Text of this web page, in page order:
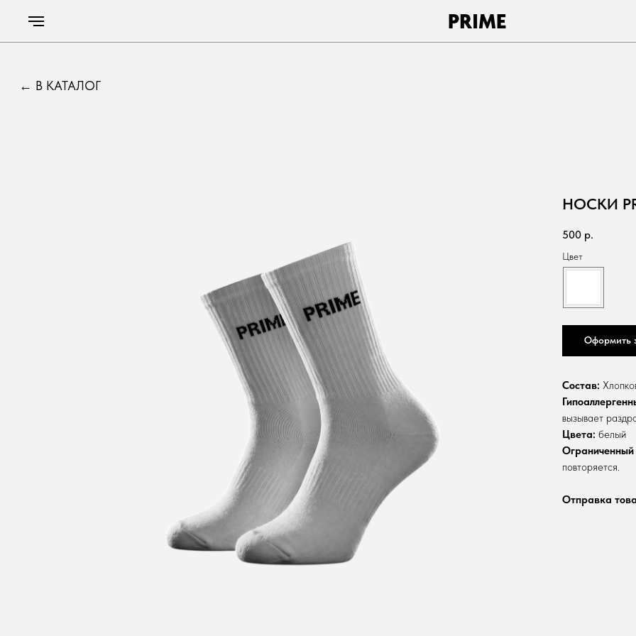
PRIME
← В КАТАЛОГ
НОСКИ
500 р.
Цвет
Оформить
Состав:
вызывает
Цвета: белый
повторяется.
Отправка